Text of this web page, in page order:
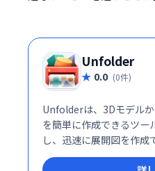
Unfolder
0.0 (0件)
Unfolderは、3Dモデル
を簡単に作成できるツー
し、迅速に展開図を作成
制作を効率化し、創造